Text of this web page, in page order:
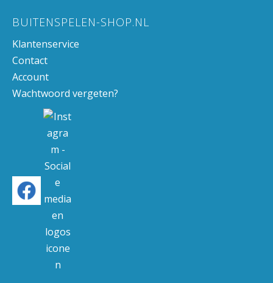
BUITENSPELEN-SHOP.NL
Klantenservice
Contact
Account
Wachtwoord vergeten?